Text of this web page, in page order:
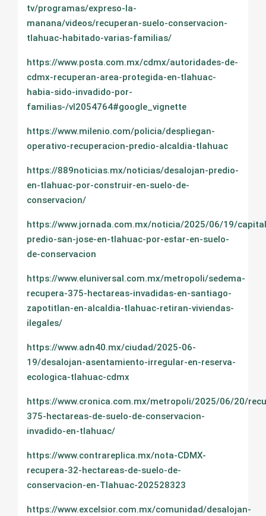
tv/programas/expreso-la-
manana/videos/recuperan-suelo-conservacion-
tlahuac-habitado-varias-familias/
https://www.posta.com.mx/cdmx/autoridades-de-
cdmx-recuperan-area-protegida-en-tlahuac-
habia-sido-invadido-por-
familias-/vl2054764#google_vignette
https://www.milenio.com/policia/despliegan-
operativo-recuperacion-predio-alcaldia-tlahuac
https://889noticias.mx/noticias/desalojan-predio-
en-tlahuac-por-construir-en-suelo-de-
conservacion/
https://www.jornada.com.mx/noticia/2025/06/19/
predio-san-jose-en-tlahuac-por-estar-en-suelo-
de-conservacion
https://www.eluniversal.com.mx/metropoli/sedema-
recupera-375-hectareas-invadidas-en-santiago-
zapotitlan-en-alcaldia-tlahuac-retiran-viviendas-
ilegales/
https://www.adn40.mx/ciudad/2025-06-
19/desalojan-asentamiento-irregular-en-reserva-
ecologica-tlahuac-cdmx
https://www.cronica.com.mx/metropoli/2025/06/20/
375-hectareas-de-suelo-de-conservacion-
invadido-en-tlahuac/
https://www.contrareplica.mx/nota-CDMX-
recupera-32-hectareas-de-suelo-de-
conservacion-en-Tlahuac-202528323
https://www.excelsior.com.mx/comunidad/desalojan-